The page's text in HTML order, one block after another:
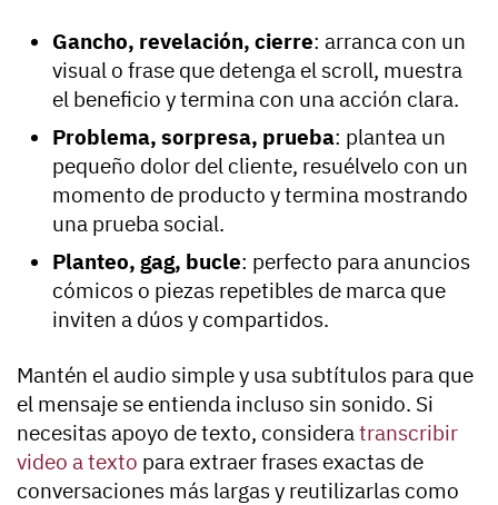
Gancho, revelación, cierre: arranca con un
visual o frase que detenga el scroll, muestra
el beneficio y termina con una acción clara.
Problema, sorpresa, prueba: plantea un
pequeño dolor del cliente, resuélvelo con un
momento de producto y termina mostrando
una prueba social.
Planteo, gag, bucle: perfecto para anuncios
cómicos o piezas repetibles de marca que
inviten a dúos y compartidos.
Mantén el audio simple y usa subtítulos para que
el mensaje se entienda incluso sin sonido. Si
necesitas apoyo de texto, consideratranscribir
video a texto para extraer frases exactas de
conversaciones más largas y reutilizarlas como